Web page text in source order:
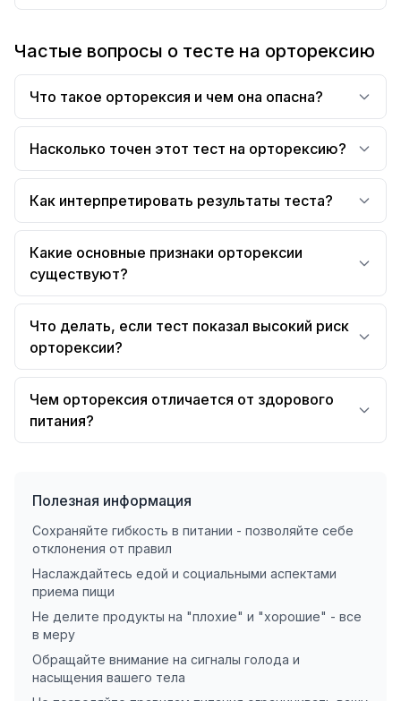
Частые вопросы о тесте на орторексию
Что такое орторексия и чем она опасна?
Насколько точен этот тест на орторексию?
Как интерпретировать результаты теста?
Какие основные признаки орторексии
существуют?
Что делать, если тест показал высокий риск
орторексии?
Чем орторексия отличается от здорового
питания?
Полезная информация
Сохраняйте гибкость в питании - позволяйте себе
отклонения от правил
Наслаждайтесь едой и социальными аспектами
приема пищи
Не делите продукты на "плохие" и "хорошие" - все
в меру
Обращайте внимание на сигналы голода и
насыщения вашего тела